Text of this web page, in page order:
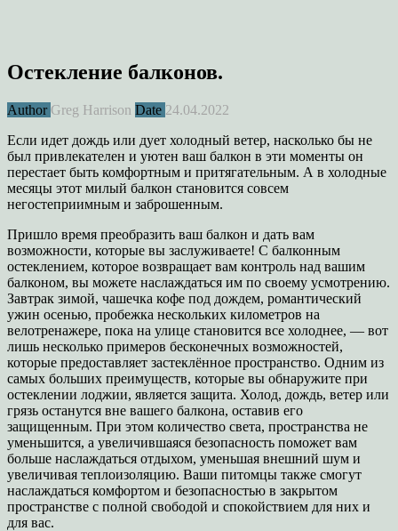
Остекление балконов.
Author Greg Harrison Date 24.04.2022
Если идет дождь или дует холодный ветер, насколько бы не
был привлекателен и уютен ваш балкон в эти моменты он
перестает быть комфортным и притягательным. А в холодные
месяцы этот милый балкон становится совсем
негостеприимным и заброшенным.
Пришло время преобразить ваш балкон и дать вам
возможности, которые вы заслуживаете! С балконным
остеклением, которое возвращает вам контроль над вашим
балконом, вы можете наслаждаться им по своему усмотрению.
Завтрак зимой, чашечка кофе под дождем, романтический
ужин осенью, пробежка нескольких километров на
велотренажере, пока на улице становится все холоднее, — вот
лишь несколько примеров бесконечных возможностей,
которые предоставляет застеклённое пространство. Одним из
самых больших преимуществ, которые вы обнаружите при
остеклении лоджии, является защита. Холод, дождь, ветер или
грязь останутся вне вашего балкона, оставив его
защищенным. При этом количество света, пространства не
уменьшится, а увеличившаяся безопасность поможет вам
больше наслаждаться отдыхом, уменьшая внешний шум и
увеличивая теплоизоляцию. Ваши питомцы также смогут
наслаждаться комфортом и безопасностью в закрытом
пространстве с полной свободой и спокойствием для них и
для вас.